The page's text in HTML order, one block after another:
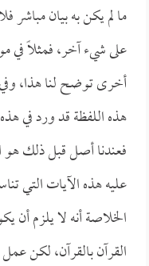
ما لم يكن به بيان مباشر
على شيء آخر، فمثلاً في
أخرى توضح لنا هذا،
هذه اللفظة قد ورد في
فعندنا أصل قبل ذلك هو
عليه هذه الآيات التي
الخلاصة أنه لا يلزم أن
القرآن بالقرآن، لكن